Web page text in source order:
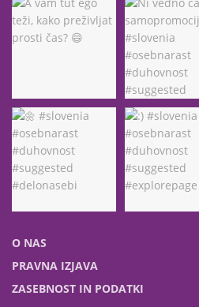
O NAS
PRAVNA IZJAVA
ZASEBNOST IN PODATKI